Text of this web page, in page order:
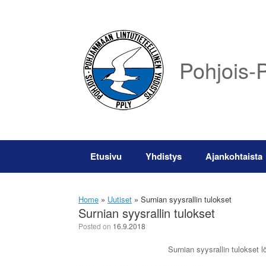
Pohjois-
Etusivu Yhdistys Ajankohtaista
Home » Uutiset » Surnian syysrallin tulokset
Surnian syysrallin tulokset
Posted on 16.9.2018
Surnian syysrallin tulokset